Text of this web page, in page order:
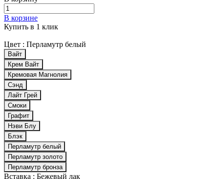
В корзине
Купить в 1 клик
Цвет : Перламутр белый
Вайт
Крем Вайт
Кремовая Магнолия
Сэнд
Лайт Грей
Смоки
Графит
Нэви Блу
Блэк
Перламутр белый
Перламутр золото
Перламутр бронза
Вставка : Бежевый лак